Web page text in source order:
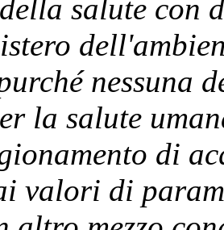
salute con
nessuna
la salute
di
valori di